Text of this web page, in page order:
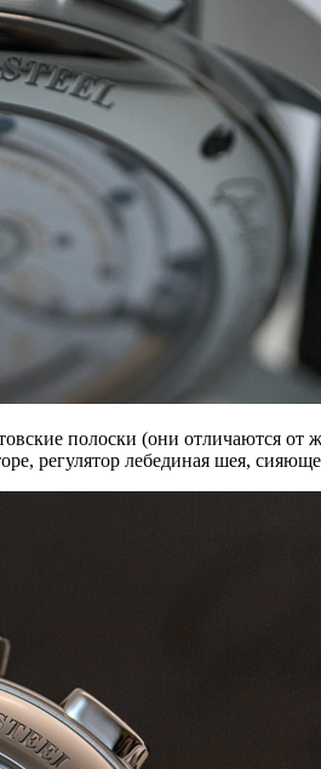
полоски (они отличаются
регулятор лебединая шея,